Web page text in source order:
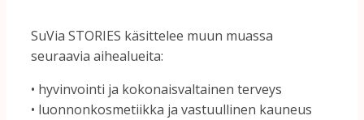
SuVia STORIES käsittelee muun muassa
seuraavia aihealueita:
• hyvinvointi ja kokonaisvaltainen terveys
• luonnonkosmetiikka ja vastuullinen kauneus